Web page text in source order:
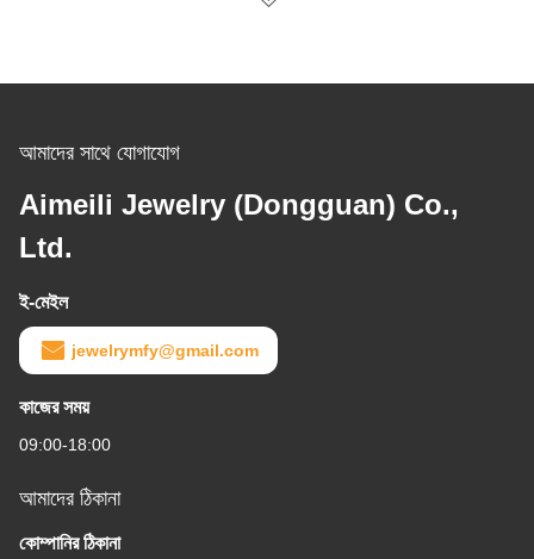
আমাদের সাথে যোগাযোগ
Aimeili Jewelry (Dongguan) Co.,
Ltd.
ই-মেইল
jewelrymfy@gmail.com
কাজের সময়
09:00-18:00
আমাদের ঠিকানা
কোম্পানির ঠিকানা